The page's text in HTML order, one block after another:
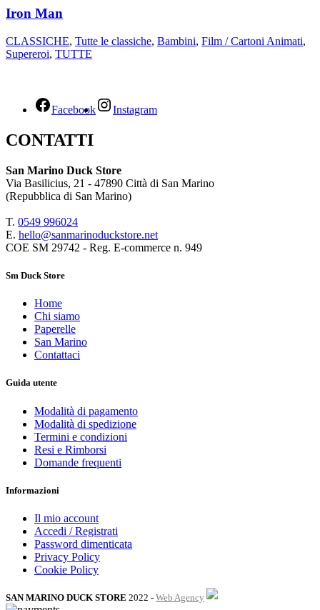
Iron Man
CLASSICHE, Tutte le classiche, Bambini, Film / Cartoni Animati,
Supereroi, TUTTE
Facebook Instagram
CONTATTI
San Marino Duck Store
Via Basilicius, 21 - 47890 Città di San Marino
(Repubblica di San Marino)
T. 0549 996024
E. hello@sanmarinoduckstore.net
COE SM 29742 - Reg. E-commerce n. 949
Sm Duck Store
Home
Chi siamo
Paperelle
San Marino
Contattaci
Guida utente
Modalità di pagamento
Modalità di spedizione
Termini e condizioni
Resi e Rimborsi
Domande frequenti
Informazioni
Il mio account
Accedi / Registrati
Password dimenticata
Privacy Policy
Cookie Policy
SAN MARINO DUCK STORE 2022 - Web Agency